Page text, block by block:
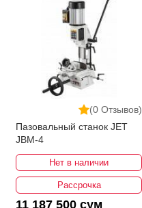
(0 Отзывов)
Пазовальный станок JET
JBM-4
Нет в наличии
Рассрочка
11 187 500 сум